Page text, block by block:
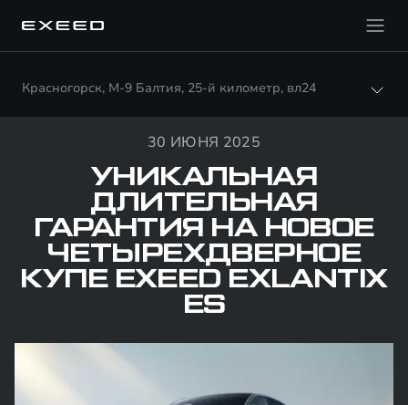
Красногорск, М-9 Балтия, 25-й километр, вл24
30 ИЮНЯ 2025
УНИКАЛЬНАЯ
ДЛИТЕЛЬНАЯ
ГАРАНТИЯ НА НОВОЕ
ЧЕТЫРЕХДВЕРНОЕ
КУПЕ EXEED EXLANTIX
ES